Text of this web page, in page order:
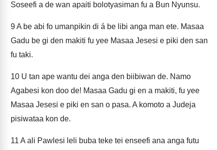
Soseefi a de wan apaiti bolotyasiman fu a Bun Nyunsu.
9A be abi fo umanpikin di á be libi anga man ete. Masaa
Gadu be gi den makiti fu yee Masaa Jesesi e piki den san
fu taki.
10 U tan ape wantu dei anga den biibiwan de. Namo
Agabesi kon doo de! Masaa Gadu gi en a makiti, fu yee
Masaa Jesesi e piki en san o pasa. A komoto a Judeja
pisiwataa kon de.
11 A ali Pawlesi leli buba teke tei enseefi ana anga futu